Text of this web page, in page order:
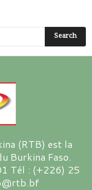
(RTB) est la
Burkina Faso.
Tél : (+226) 25